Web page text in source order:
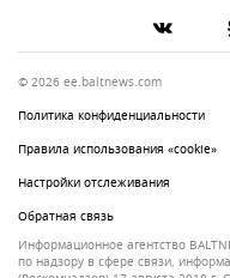
© 2026 ee.baltnews.com
Политика конфиденциальности
Правила использования «cookie»
Настройки отслеживания
Обратная связь
Информационное агентство
по надзору в сфере связи,